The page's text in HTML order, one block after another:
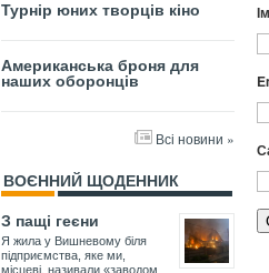
Турнір юних творців кіно
Американська броня для
наших оборонців
Всі новини »
ВОЄННИЙ ЩОДЕННИК
З пащі геєни
Я жила у Вишневому біля
підприємства, яке ми,
місцеві, називали «заводом